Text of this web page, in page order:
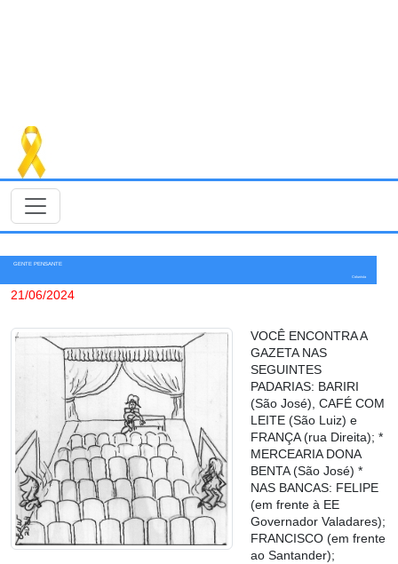
GENTE PENSANTE
Colunista
21/06/2024
VOCÊ ENCONTRA A
GAZETA NAS
SEGUINTES
PADARIAS: BARIRI
(São José), CAFÉ COM
LEITE (São Luiz) e
FRANÇA (rua Direita); *
MERCEARIA DONA
BENTA (São José) *
NAS BANCAS: FELIPE
(em frente à EE
Governador Valadares);
FRANCISCO (em frente
ao Santander);